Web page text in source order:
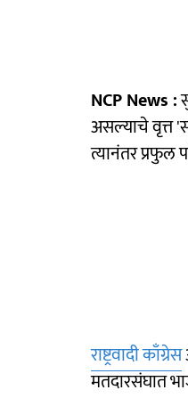
NCP News :
असल्याचे वृत्त
त्यानंतर
राष्ट्रवादी काँग्रेस
मतदारसंघात